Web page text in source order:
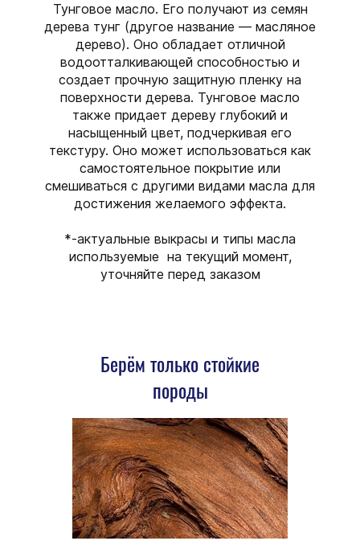
Тунговое масло. Его получают из семян
дерева тунг (другое название — масляное
дерево). Оно обладает отличной
водоотталкивающей способностью и
создает прочную защитную пленку на
поверхности дерева. Тунговое масло
также придает дереву глубокий и
насыщенный цвет, подчеркивая его
текстуру. Оно может использоваться как
самостоятельное покрытие или
смешиваться с другими видами масла для
достижения желаемого эффекта.
*-актуальные выкрасы и типы масла
используемые на текущий момент,
уточняйте перед заказом
Берём только стойкие
породы